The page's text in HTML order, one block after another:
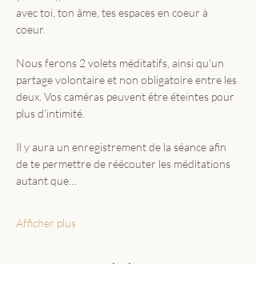
avec toi, ton âme, tes espaces en coeur à
coeur.
Nous ferons 2 volets méditatifs, ainsi qu'un
partage volontaire et non obligatoire entre les
deux. Vos caméras peuvent être éteintes pour
plus d'intimité.
Il y aura un enregistrement de la séance afin
de te permettre de réécouter les méditations
autant que…
Afficher plus
Partager cet événement